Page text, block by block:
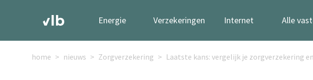
Energie Verzekeringen Internet Alle
home nieuws Zorgverzekering Laatste kans: vergelijk je zorgverzekering